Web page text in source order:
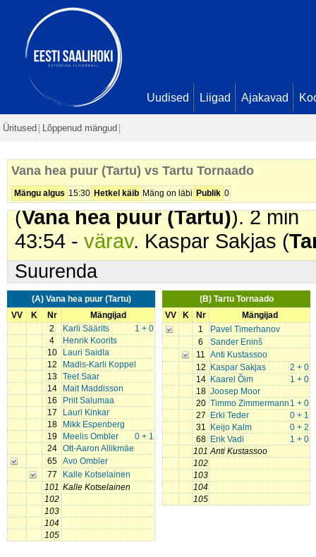
Uudised Liigad Ajakavad
Üritused Lõppenud mängud
Vana hea puur (Tartu) vs Tartu Tornaado
Mängu algus 15:30 Hetkel käib Mäng on läbi Publik 0
Ombler. Seis
16:32 -värav
21:14 -värav
Teder. Seis
1 - 2
24:35 -värav. Kaarel Õim (Tartu
Seis1 - 4
41:55 -karistus (216 - Liiga
(Vana hea puur (Tartu)). 2 min
43:54 - värav. Kaspar Sakjas (
Suurenda
(A) Vana hea puur (Tartu)
VV
K Nr
Mängijad
2
1 + 0
Karli Säärits
4
Henrik Koorits
10
Lauri Saidla
12
Madis-Karli Koppel
13
Teet Saar
14
Mait Maddisson
16
Priit Salumaa
17
Lauri Kinkar
18
Mikk Espenberg
19
0 + 1
Meelis Ombler
24
Ott-Aaron Allikmäe
65
Avo Ombler
77
Kalle Kotselainen
101 Kalle Kotselainen
102
103
104
105
(B) Tartu Tornaado
VV
K Nr
Mängijad
1
Pavel Timerhanov
6
Sander Eninš
11 Anti Kustassoo
12
2 + 0
Kaspar Sakjas
14
1 + 0
Kaarel Õim
18 Joosep Moor
20
1 + 0
Timmo Zimmermann
27
0 + 1
Erki Teder
31
0 + 2
Keijo Kalm
68
1 + 0
Erik Vadi
101 Anti Kustassoo
102
103
104
105